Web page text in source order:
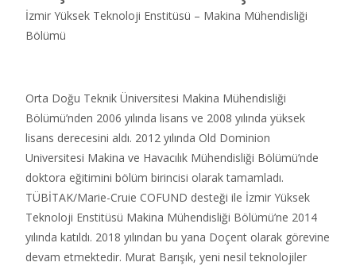
İzmir Yüksek Teknoloji Enstitüsü – Makina Mühendisliği
Bölümü
Orta Doğu Teknik Üniversitesi Makina Mühendisliği
Bölümü’nden 2006 yılında lisans ve 2008 yılında yüksek
lisans derecesini aldı. 2012 yılında Old Dominion
Universitesi Makina ve Havacılık Mühendisliği Bölümü’nde
doktora eğitimini bölüm birincisi olarak tamamladı.
TÜBİTAK/Marie-Cruie COFUND desteği ile İzmir Yüksek
Teknoloji Enstitüsü Makina Mühendisliği Bölümü’ne 2014
yılında katıldı. 2018 yılından bu yana Doçent olarak görevine
devam etmektedir. Murat Barışık, yeni nesil teknolojiler